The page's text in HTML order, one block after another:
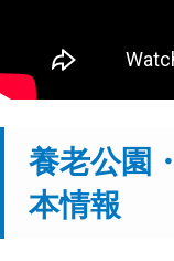
養老公園
本情報